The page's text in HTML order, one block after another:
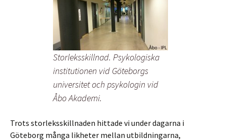
Storleksskillnad. Psykologiska
institutionen vid Göteborgs
universitet och psykologin vid
Åbo Akademi.
Trots storleksskillnaden hittade vi under dagarna i
Göteborg många likheter mellan utbildningarna,